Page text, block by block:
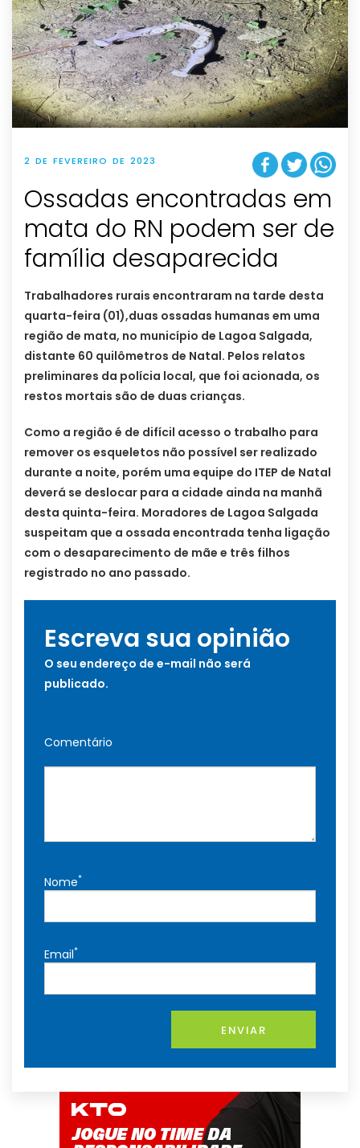
2 DE FEVEREIRO DE 2023
Ossadas encontradas em
mata do RN podem ser de
família desaparecida
Trabalhadores rurais encontraram na tarde desta
quarta-feira (01),duas ossadas humanas em uma
região de mata, no município de Lagoa Salgada,
distante 60 quilômetros de Natal. Pelos relatos
preliminares da polícia local, que foi acionada, os
restos mortais são de duas crianças.
Como a região é de difícil acesso o trabalho para
remover os esqueletos não possível ser realizado
durante a noite, porém uma equipe do ITEP de Natal
deverá se deslocar para a cidade ainda na manhã
desta quinta-feira. Moradores de Lagoa Salgada
suspeitam que a ossada encontrada tenha ligação
com o desaparecimento de mãe e três filhos
registrado no ano passado.
Escreva sua opinião
O seu endereço de e-mail não será
publicado.
Comentário
Nome*
Email*
ENVIAR